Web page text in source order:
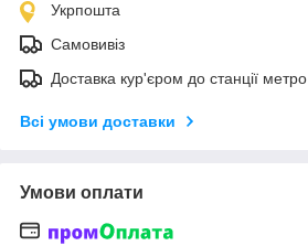
Укрпошта
Самовивіз
Доставка кур'єром до станції метро
Всі умови доставки
Умови оплати